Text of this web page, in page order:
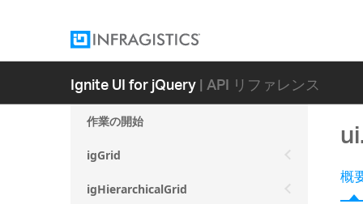
Ignite UI for jQuery| API リファレンス
作業の開始
igGrid
igHierarchicalGrid 概